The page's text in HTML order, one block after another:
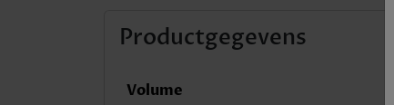
Productgegevens
Volume